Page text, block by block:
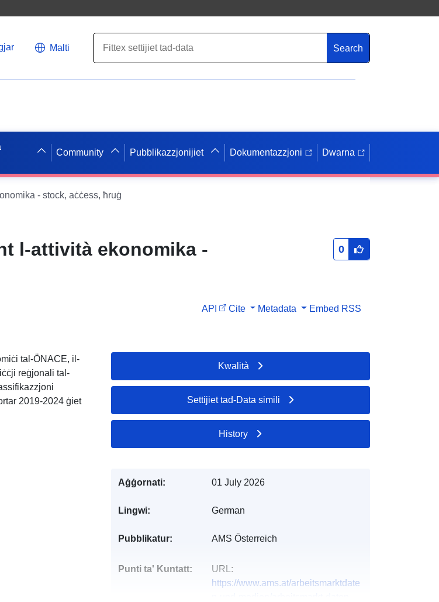
Malti Search
Community Pubblikazzjonijiet Dokumentazzjoni Dwarna
- stock, aċċess, ħruġ
l-attività ekonomika -
0
API Cite Metadata Embed RSS
tal-ÖNACE, il-
reġjonali tal-
2019-2024 ġiet
Kwalità
Settijiet tad-Data simili
History
Aġġornati: 01 July 2026
Lingwi: German
Pubblikatur: AMS Österreich
Punti ta' Kuntatt:
URL:
https://www.ams.at/arbeitsmarktdate